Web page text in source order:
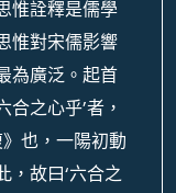
惟詮釋是儒學
惟對宋儒影響
為廣泛。起首
合之心乎’者，
也，一陽初動
，故曰‘六合之